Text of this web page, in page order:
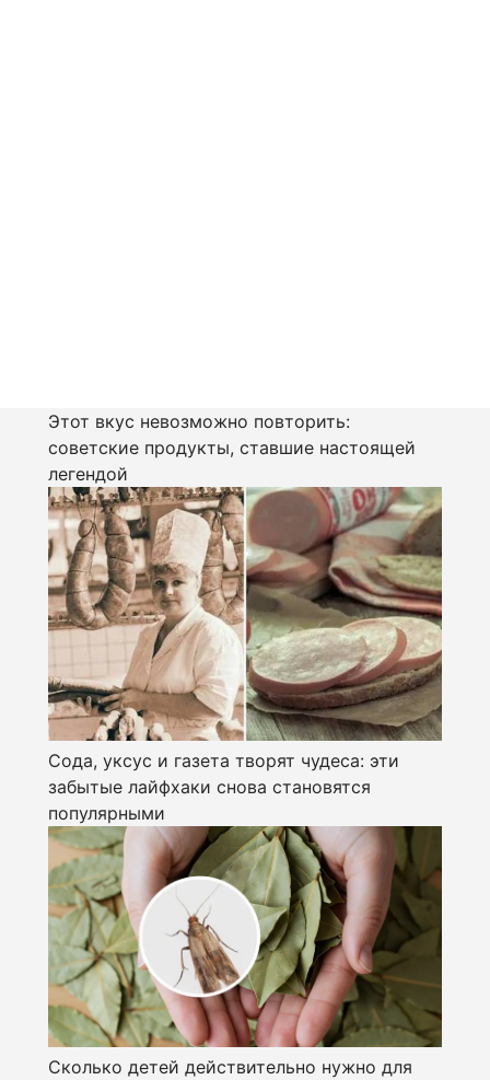
Этот вкус невозможно повторить:
советские продукты, ставшие настоящей
легендой
Сода, уксус и газета творят чудеса: эти
забытые лайфхаки снова становятся
популярными
Сколько детей действительно нужно для